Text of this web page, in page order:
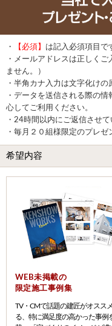
・ 【必須】 は記入必須項目で
・メールアドレスは正しく
ません。）
・半角カナ入力は文字化けの
・データを送信される際の
心してご利用ください。
・24時間以内にご返信させて
・毎月２０組様限定のプレゼ
希望内容
WEB未掲載の
限定施工事例集
TV・CMで話題の建匠がオスス
る、特に満足度の高かった事例